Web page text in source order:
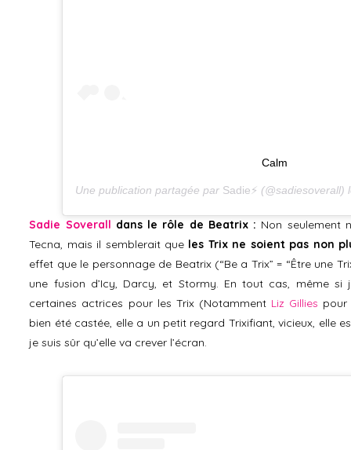
Calm
Une publication partagée par Sadie⚡️ (@sadiesoverall)
Sadie Soverall dans le rôle de Beatrix : Non seulement
Tecna, mais il semblerait que les Trix ne soient pas non
effet que le personnage de Beatrix (“Be a Trix” = “Être une
une fusion d’Icy, Darcy, et Stormy. En tout cas, même
certaines actrices pour les Trix (Notamment Liz Gillies
bien été castée, elle a un petit regard Trixifiant, vicieux, elle
je suis sûr qu’elle va crever l’écran.